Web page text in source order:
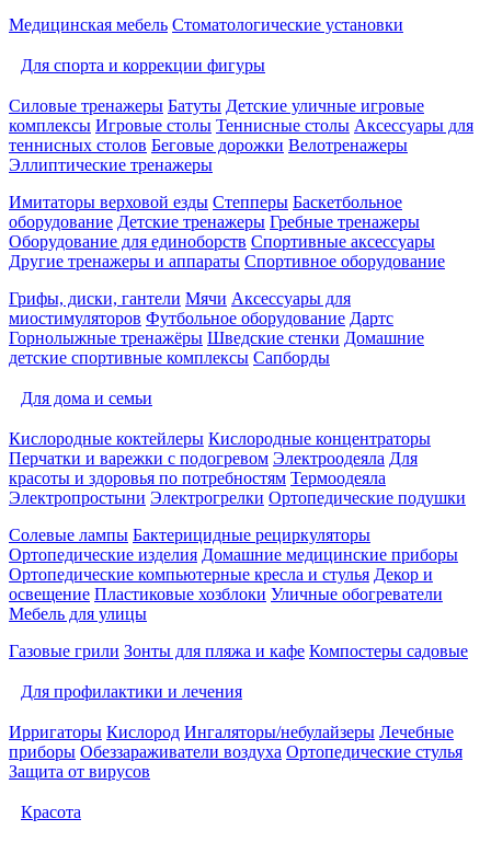
Медицинская мебель Стоматологические установки
Для спорта и коррекции фигуры
Силовые тренажеры Батуты Детские уличные игровые
комплексы Игровые столы Теннисные столы Аксессуары для
теннисных столов Беговые дорожки Велотренажеры
Эллиптические тренажеры
Имитаторы верховой езды Степперы Баскетбольное
оборудование Детские тренажеры Гребные тренажеры
Оборудование для единоборств Спортивные аксессуары
Другие тренажеры и аппараты Спортивное оборудование
Грифы, диски, гантели Мячи Аксессуары для
миостимуляторов Футбольное оборудование Дартс
Горнолыжные тренажёры Шведские стенки Домашние
детские спортивные комплексы Сапборды
Для дома и семьи
Кислородные коктейлеры Кислородные концентраторы
Перчатки и варежки с подогревом Электроодеяла Для
красоты и здоровья по потребностям Термоодеяла
Электропростыни Электрогрелки Ортопедические подушки
Солевые лампы Бактерицидные рециркуляторы
Ортопедические изделия Домашние медицинские приборы
Ортопедические компьютерные кресла и стулья Декор и
освещение Пластиковые хозблоки Уличные обогреватели
Мебель для улицы
Газовые грили Зонты для пляжа и кафе Компостеры садовые
Для профилактики и лечения
Ирригаторы Кислород Ингаляторы/небулайзеры Лечебные
приборы Обеззараживатели воздуха Ортопедические стулья
Защита от вирусов
Красота